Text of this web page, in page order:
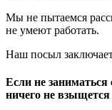
Мы не пытаемся
не умеют работать.
Наш посыл
Если не заниматься
ничего не взыщется